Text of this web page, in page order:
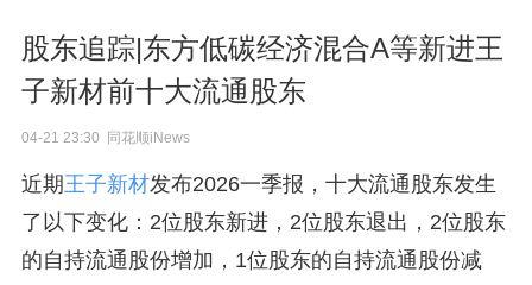
股东追踪|东方低碳经济混合A等新进王
子新材前十大流通股东
04-21 23:30 同花顺iNews
近期王子新材发布2026一季报，十大流通股东发生
了以下变化：2位股东新进，2位股东退出，2位股东
的自持流通股份增加，1位股东的自持流通股份减